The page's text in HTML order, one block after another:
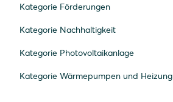
Kategorie Förderungen
Kategorie Nachhaltigkeit
Kategorie Photovoltaikanlage
Kategorie Wärmepumpen und Heizung